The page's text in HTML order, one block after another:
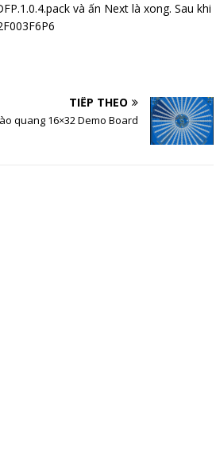
và ấn Next là xong. Sau khi
TIẾP THEO
quang 16×32 Demo Board